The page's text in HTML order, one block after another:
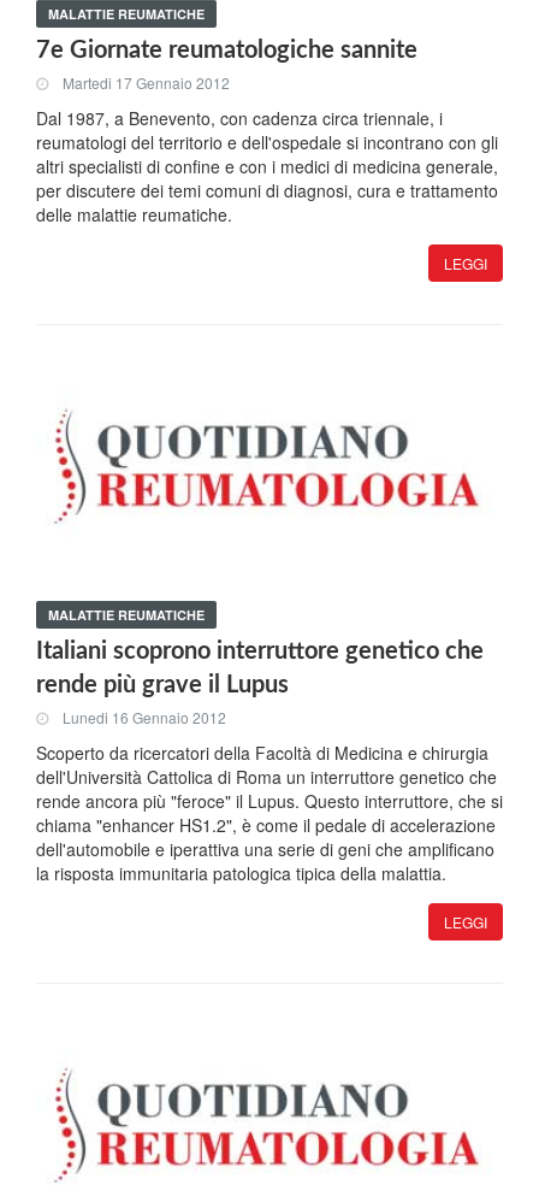
MALATTIE REUMATICHE
7e Giornate reumatologiche sannite
Martedi 17 Gennaio 2012
Dal 1987, a Benevento, con cadenza circa triennale, i
reumatologi del territorio e dell'ospedale si incontrano con gli
altri specialisti di confine e con i medici di medicina generale,
per discutere dei temi comuni di diagnosi, cura e trattamento
delle malattie reumatiche.
LEGGI
MALATTIE REUMATICHE
Italiani scoprono interruttore genetico che
rende più grave il Lupus
Lunedi 16 Gennaio 2012
Scoperto da ricercatori della Facoltà di Medicina e chirurgia
dell'Università Cattolica di Roma un interruttore genetico che
rende ancora più "feroce" il Lupus. Questo interruttore, che si
chiama "enhancer HS1.2", è come il pedale di accelerazione
dell'automobile e iperattiva una serie di geni che amplificano
la risposta immunitaria patologica tipica della malattia.
LEGGI